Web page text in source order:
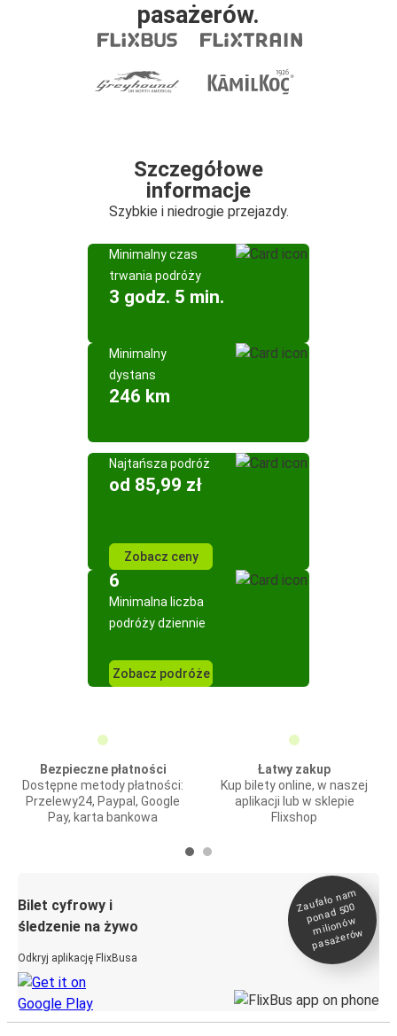
pasażerów.
Szczegółowe
informacje
Szybkie i niedrogie przejazdy.
Minimalny czas
trwania podróży
3 godz. 5 min.
Minimalny
dystans
246 km
Najtańsza podróż
od 85,99 zł
Zobacz ceny
6
Minimalna liczba
podróży dziennie
Zobacz podróże
Bezpieczne płatności
Dostępne metody płatności:
Przelewy24, Paypal, Google
Pay, karta bankowa
Łatwy zakup
Kup bilety online, w naszej
aplikacji lub w sklepie
Flixshop
Bilet cyfrowy i
śledzenie na żywo
Odkryj aplikację FlixBusa
Zaufało na
m
ponad 500
milionó
w
pasażeró
w